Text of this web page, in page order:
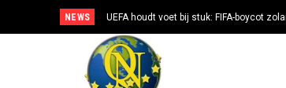
NEWS UEFA houdt voet bij stuk: FIFA-boycot